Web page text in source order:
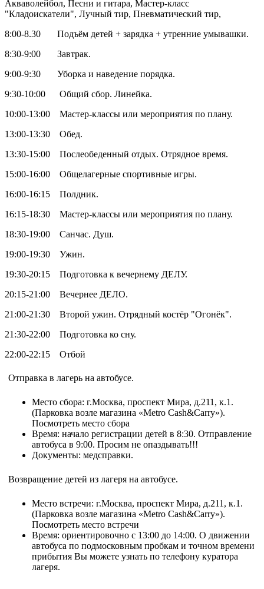
Акваволейбол, Песни и гитара, Мастер-класс
"Кладоискатели", Лучный тир, Пневматический тир,
8:00-8.30 Подъём детей + зарядка + утренние умывашки.
8:30-9:00 Завтрак.
9:00-9:30 Уборка и наведение порядка.
9:30-10:00 Общий сбор. Линейка.
10:00-13:00 Мастер-классы или мероприятия по плану.
13:00-13:30 Обед.
13:30-15:00 Послеобеденный отдых. Отрядное время.
15:00-16:00 Общелагерные спортивные игры.
16:00-16:15 Полдник.
16:15-18:30 Мастер-классы или мероприятия по плану.
18:30-19:00 Санчас. Душ.
19:00-19:30 Ужин.
19:30-20:15 Подготовка к вечернему ДЕЛУ.
20:15-21:00 Вечернее ДЕЛО.
21:00-21:30 Второй ужин. Отрядный костёр "Огонёк".
21:30-22:00 Подготовка ко сну.
22:00-22:15 Отбой
Отправка в лагерь на автобусе.
Место сбора: г.Москва, проспект Мира, д.211, к.1.
(Парковка возле магазина «Metro Cash&Carry»).
Посмотреть место сбора
Время: начало регистрации детей в 8:30. Отправление
автобуса в 9:00. Просим не опаздывать!!!
Документы: медсправки.
Возвращение детей из лагеря на автобусе.
Место встречи: г.Москва, проспект Мира, д.211, к.1.
(Парковка возле магазина «Metro Cash&Carry»).
Посмотреть место встречи
Время: ориентировочно с 13:00 до 14:00. О движении
автобуса по подмосковным пробкам и точном времени
прибытия Вы можете узнать по телефону куратора
лагеря.